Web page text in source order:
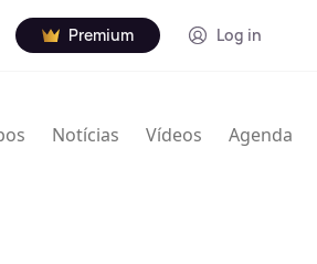
Premium Log in
Notícias Vídeos Agenda